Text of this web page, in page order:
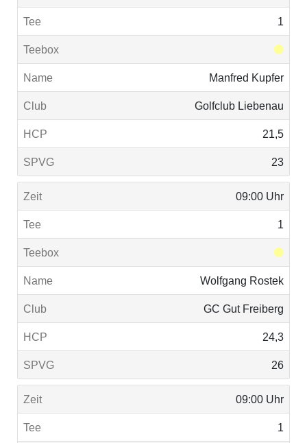
1
Manfred Kupfer
Golfclub Liebenau
21,5
23
09:00 Uhr
1
Wolfgang Rostek
GC Gut Freiberg
24,3
26
09:00 Uhr
1